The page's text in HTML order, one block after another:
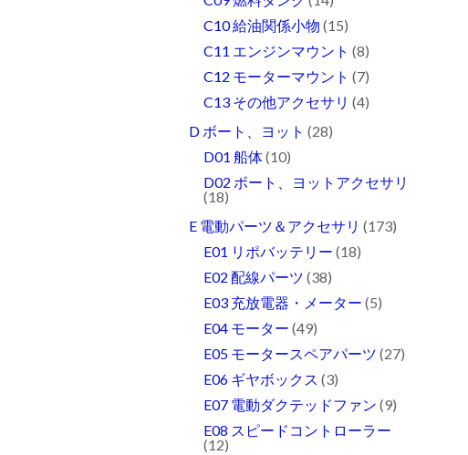
C10 給油関係小物 (15)
C11 エンジンマウント (8)
C12 モーターマウント (7)
C13 その他アクセサリ (4)
D ボート、ヨット (28)
D01 船体(10)
D02 ボート、ヨットアクセサリ
(18)
E 電動パーツ＆アクセサリ (173)
E01 リポバッテリー (18)
E02 配線パーツ (38)
E03 充放電器・メーター (5)
E04 モーター (49)
E05 モータースペアパーツ (27)
E06 ギヤボックス (3)
E07 電動ダクテッドファン (9)
E08 スピードコントローラー
(12)